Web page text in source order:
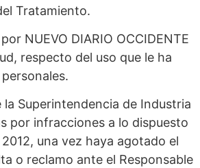
Tratamiento.
NUEVO DIARIO OCCIDENTE
respecto del uso que le ha
Superintendencia de Industria
por infracciones a lo dispuesto
2012, una vez haya agotado el
o reclamo ante el Responsable